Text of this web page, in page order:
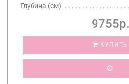
Глубина (см)
9755р.
КУПИТЬ